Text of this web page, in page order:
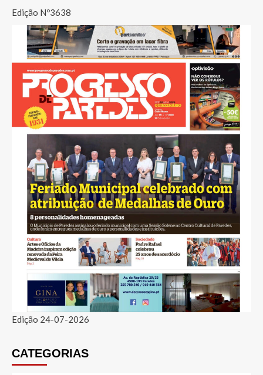
Edição Nº3638
Edição 24-07-2026
CATEGORIAS